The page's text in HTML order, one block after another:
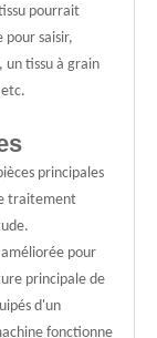
pourrait
pour saisir,
un tissu à grain
principales
traitement
pour
principale de
d'un
fonctionne